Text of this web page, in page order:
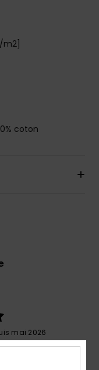
coton
mai 2026
ce produit